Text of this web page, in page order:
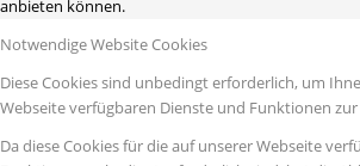
anbieten können.
Notwendige Website Cookies
Diese Cookies sind unbedingt erforderlich, um
Webseite verfügbaren Dienste und Funktionen
Da diese Cookies für die auf unserer Webseite